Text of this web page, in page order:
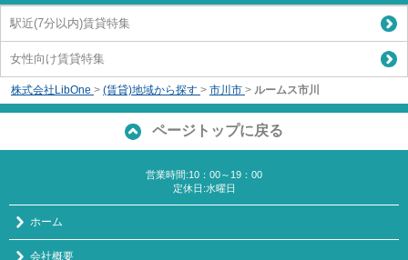
駅近(7分以内)賃貸特集
女性向け賃貸特集
株式会社LibOne > (賃貸)地域から探す > 市川市 > ルームス市川
ページトップに戻る
営業時間:10：00～19：00
定休日:水曜日
ホーム
会社概要